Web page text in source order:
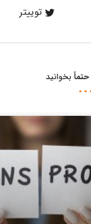
توییتر
حتماً بخوانید